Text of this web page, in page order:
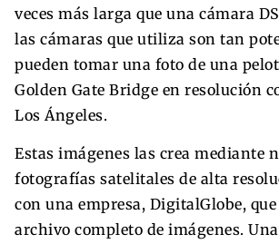
veces más larga que una cámara
las cámaras que utiliza son tan
pueden tomar una foto de una
Golden Gate Bridge en resolución
Los Ángeles.
Estas imágenes las crea mediante
fotografías satelitales de alta
con una empresa, DigitalGlobe,
archivo completo de imágenes.